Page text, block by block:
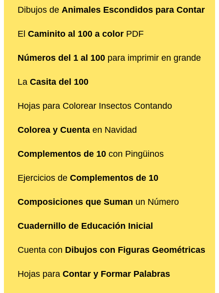
Dibujos de Animales Escondidos para Contar
El Caminito al 100 a color PDF
Números del 1 al 100 para imprimir en grande
La Casita del 100
Hojas para Colorear Insectos Contando
Colorea y Cuenta en Navidad
Complementos de 10 con Pingüinos
Ejercicios de Complementos de 10
Composiciones que Suman un Número
Cuadernillo de Educación Inicial
Cuenta con Dibujos con Figuras Geométricas
Hojas para Contar y Formar Palabras